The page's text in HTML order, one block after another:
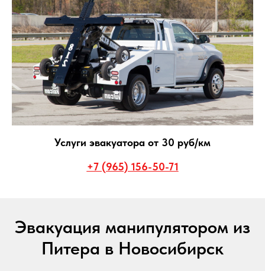
Услуги эвакуатора от 30 руб/км
+7 (965) 156-50-71
Эвакуация манипулятором из
Питера в Новосибирск